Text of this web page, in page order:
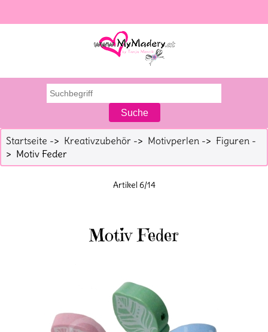
Startseite -> Kreativzubehör -> Motivperlen -> Figuren -
> Motiv Feder
Artikel 6/14
Motiv Feder